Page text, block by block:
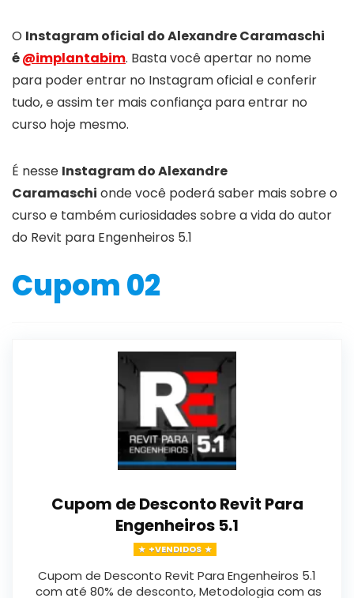
O Instagram oficial do Alexandre Caramaschi
é@implantabim. Basta você apertar no nome
para poder entrar no Instagram oficial e conferir
tudo, e assim ter mais confiança para entrar no
curso hoje mesmo.
É nesse Instagram do Alexandre
Caramaschi onde você poderá saber mais sobre o
curso e também curiosidades sobre a vida do autor
do Revit para Engenheiros 5.1
Cupom 02
Cupom de Desconto Revit Para
Engenheiros 5.1
+VENDIDOS
Cupom de Desconto Revit Para Engenheiros 5.1
com até 80% de desconto, Metodologia com as